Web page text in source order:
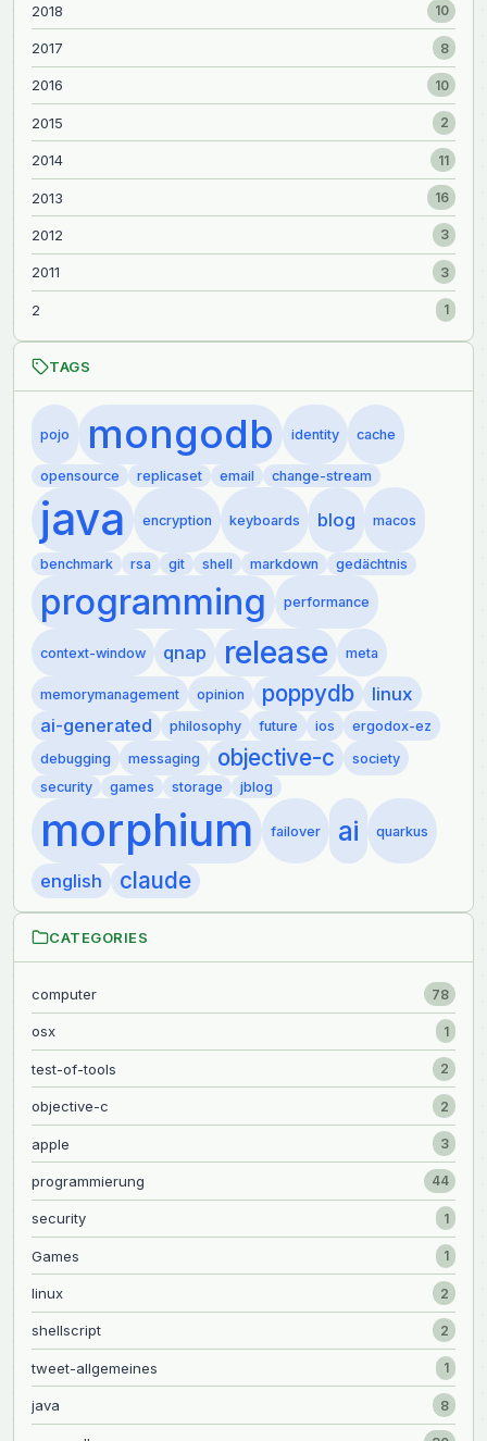
2018 10
2017 8
2016 10
2015 2
2014 11
2013 16
2012 3
2011 3
2 1
TAGS
pojo mongodb identity cache
opensource replicaset email change-stream
java encryption keyboards blog macos
benchmark rsa git shell markdown gedächtnis
programming performance
context-window qnap release meta
memorymanagement opinion poppydb
linux
ai-generated
philosophy future ios
ergodox-ez
debugging
messaging objective-c
society
security
games storage jblog
morphium failover ai quarkus
english claude
CATEGORIES
computer 78
osx 1
test-of-tools 2
objective-c 2
apple 3
programmierung 44
security 1
Games 1
linux 2
shellscript 2
tweet-allgemeines 1
java 8